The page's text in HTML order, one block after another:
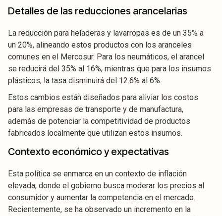
Detalles de las reducciones arancelarias
La reducción para heladeras y lavarropas es de un 35% a
un 20%, alineando estos productos con los aranceles
comunes en el Mercosur. Para los neumáticos, el arancel
se reducirá del 35% al 16%, mientras que para los insumos
plásticos, la tasa disminuirá del 12.6% al 6%.
Estos cambios están diseñados para aliviar los costos
para las empresas de transporte y de manufactura,
además de potenciar la competitividad de productos
fabricados localmente que utilizan estos insumos.
Contexto económico y expectativas
Esta política se enmarca en un contexto de inflación
elevada, donde el gobierno busca moderar los precios al
consumidor y aumentar la competencia en el mercado.
Recientemente, se ha observado un incremento en la